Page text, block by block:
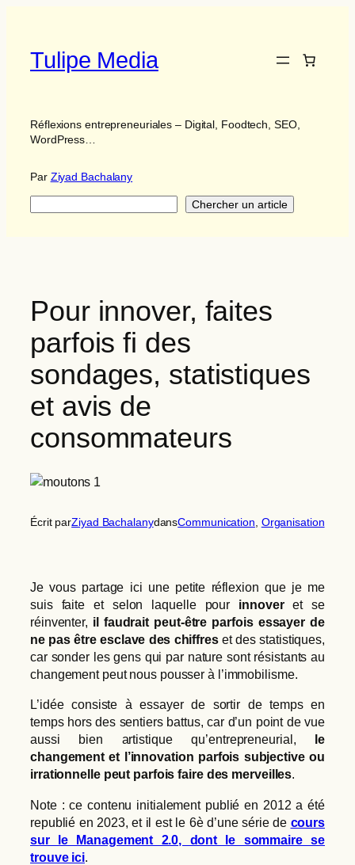
contenuTulipe Media
Réflexions entrepreneuriales – Digital, Foodtech, SEO,
WordPress…
Par Ziyad Bachalany
Chercher un article
Pour innover, faites
parfois fi des
sondages, statistiques
et avis de
consommateurs
Écrit parZiyad BachalanydansCommunication Organisation
Je vous partage ici une petite réflexion que je me
suis faite et selon laquelle pour innoveret se
réinventer, il faudrait peut-être parfois essayer de
ne pas être esclave des chiffreset des statistiques,
car sonder les gens qui par nature sont résistants au
changement peut nous pousser à l’immobilisme.
L’idée consiste à essayer de sortir de temps en
temps hors des sentiers battus, car d’un point de vue
aussi bien artistique qu’entrepreneurial,
le
changement et l’innovation parfois subjective ou
irrationnelle peut parfois faire des merveilles.
Note : ce contenu initialement publié en 2012 a été
republié en 2023, et il est le 6è d’une série de cours
sur le Management 2.0, dont le sommaire se
trouve ici.